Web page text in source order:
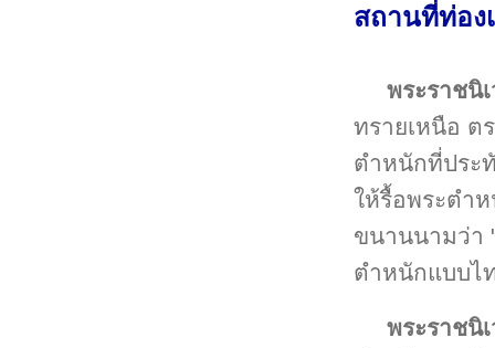
สถานที่ท่อง
พระราชนิ
ทรายเหนือ ต
ตำหนักที่ประ
ให้รื้อพระตำ
ขนานนามว่า
ตำหนักแบบไ
พระราชนิ